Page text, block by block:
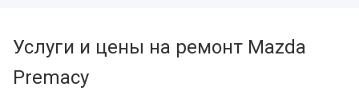
Услуги и цены на ремонт Mazda
Premacy